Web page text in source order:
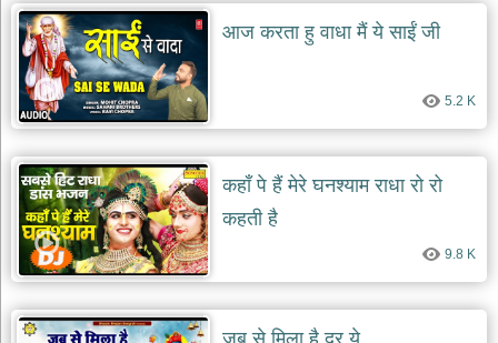
खाटू
श्याम
भजन
khatu
shaym
bhajans
रानी
सती
दादी
भजन
rani
sati
dadi
bhajans
बावा
लाल
आज करता हु वाधा मैं ये साईं जी
5.2 K
कहाँ पे हैं मेरे घनश्याम राधा रो रो
कहती है
9.8 K